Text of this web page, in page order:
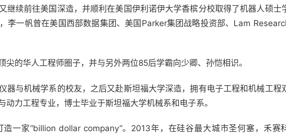
继续前往美国深造，并顺利在美国伊利诺伊大学香槟分校取得了机器人硕士
李一帆曾在美国西部数据集团、美国Parker集团战略投资部、Lam
尖的华人工程师圈子，并与另外两位85后学霸向少卿、孙恺相识。
器与机械学系的校友，之后又赴斯坦福大学深造，拥有电子工程和机械工程
动力工程专业，博士毕业于斯坦福大学机械系和电子系。
一家“billion dollar company”。2013年，在硅谷最大城市圣何塞，禾赛